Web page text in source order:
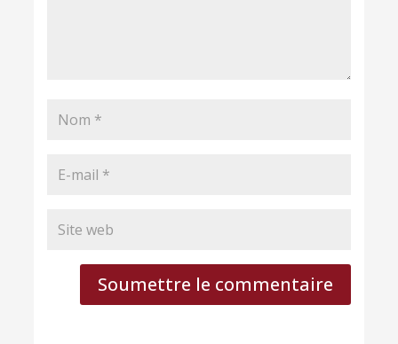
Soumettre le commentaire